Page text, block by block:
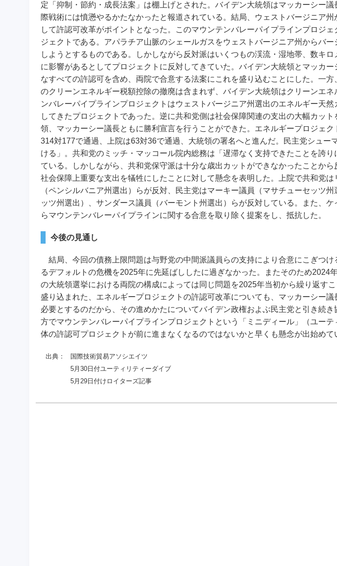
定「抑制・節約・成長法案」は棚上げとされた。バイデン大統領はマッカーシー
際戦術には憤懣やるかたなかったと報道されている。結局、ウェストバージニア
して許認可改革がポイントとなった。このマウンテンバレーパイプラインプロジ
ジェクトである。アパラチア山脈のシェールガスをウェストバージニア州からバ
しようとするものである。しかしながら反対派はいくつもの渓流・湿地帯、数キ
に影響があるとしてプロジェクトに反対してきていた。バイデン大統領とマッカ
なすべての許認可を含め、両院で合意する法案にこれを盛り込むことにした。一
のクリーンエネルギー税額控除の撤廃は含まれず、バイデン大統領はクリーンエ
ンバレーパイプラインプロジェクトはウェストバージニア州選出のエネルギー天
してきたプロジェクトであった。逆に共和党側は社会保障関連の支出の大幅カッ
領、マッカーシー議長ともに勝利宣言を行うことができた。エネルギープロジェ
314対177で通過、上院は63対36で通過、大統領の署名へと進んだ。民主党シュー
ける」。共和党のミッチ・マッコール院内総務は「遅滞なく支持できたことを誇
ている。しかしながら、共和党保守派は十分な歳出カットができなかったことか
社会保障上重要な支出を犠牲にしたことに対して懸念を表明した。上院で共和党
（ペンシルバニア州選出）らが反対、民主党はマーキー議員（マサチューセッツ
ッツ州選出）、サンダース議員（バーモント州選出）らが反対している。また、
らマウンテンバレーパイプラインに関する合意を取り除く提案をし、抵抗した。
今後の見通し
結局、今回の債務上限問題は与野党の中間派議員らの支持により合意にこぎつけ
るデフォルトの危機を2025年に先延ばししたに過ぎなかった。またそのため2024
の大統領選挙における両院の構成によっては同じ問題を2025年当初から繰り返す
盛り込まれた、エネルギープロジェクトの許認可改革についても、マッカーシー
必要とするのだから、その進めかたについてバイデン政権およぶ民主党と引き続
方でマウンテンバレーパイプラインプロジェクトという「ミニディール」（ユー
体の許認可プロジェクトが前に進まなくなるのではないかと早くも懸念が出始めて
出典：
国際技術貿易アソシエイツ
5月30日付ユーティリティーダイブ
5月29日付けロイターズ記事